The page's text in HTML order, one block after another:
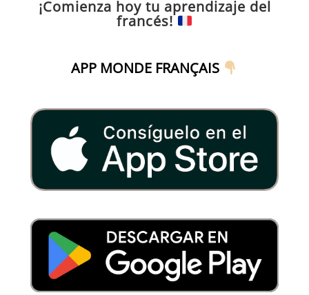
¡Comienza hoy tu aprendizaje del
francés!
APP MONDE FRANÇAIS